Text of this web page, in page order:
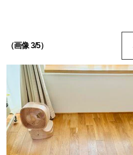
（画像 3/5）